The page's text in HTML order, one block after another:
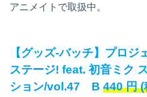
アニメイトで取扱中。
【グッズ-バッチ】プロジ
ステージ! feat. 初音ミク
ション/vol.47 B 440 円 (